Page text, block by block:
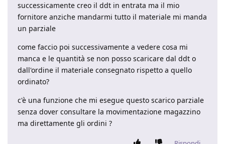
successicamente creo il ddt in entrata ma il mio
fornitore anziche mandarmi tutto il materiale mi manda
un parziale
come faccio poi successivamente a vedere cosa mi
manca e le quantità se non posso scaricare dal ddt o
dall'ordine il materiale consegnato rispetto a quello
ordinato?
c'è una funzione che mi esegue questo scarico parziale
senza dover consultare la movimentazione magazzino
ma direttamente gli ordini ?